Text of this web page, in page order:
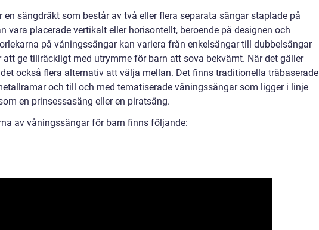
en sängdräkt som består av två eller flera separata sängar staplade på
vara placerade vertikalt eller horisontellt, beroende på designen och
på våningssängar kan variera från enkelsängar till dubbelsängar
att ge tillräckligt med utrymme för barn att sova bekvämt. När det gäller
också flera alternativ att välja mellan. Det finns traditionella träbaserade
och till och med tematiserade våningssängar som ligger i linje
en prinsessasäng eller en piratsäng.
av våningssängar för barn finns följande: